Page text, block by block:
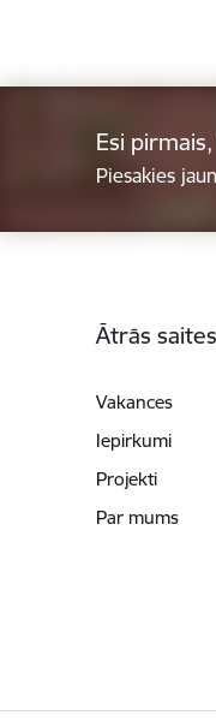
Esi
Piesakies
Ātrās saites
Vakances
Iepirkumi
Projekti
Par mums